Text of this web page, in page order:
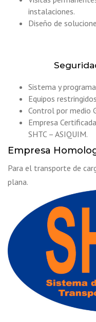
instalaciones.
Diseño de
Sistema y
Equipos
Control por medio
Empresa
SHTC – ASIQUIM.
Empresa
Para el transporte de
plana.